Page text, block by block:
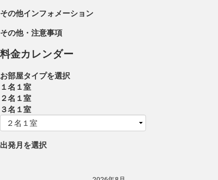
その他インフォメーション
その他・注意事項
料金カレンダー
お部屋タイプを選択
１名１室
２名１室
３名１室
出発月を選択